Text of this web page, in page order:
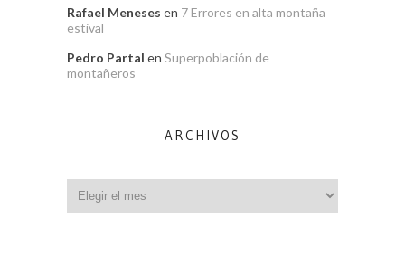
Rafael Meneses en 7 Errores en alta montaña
estival
Pedro Partal en Superpoblación de
montañeros
ARCHIVOS